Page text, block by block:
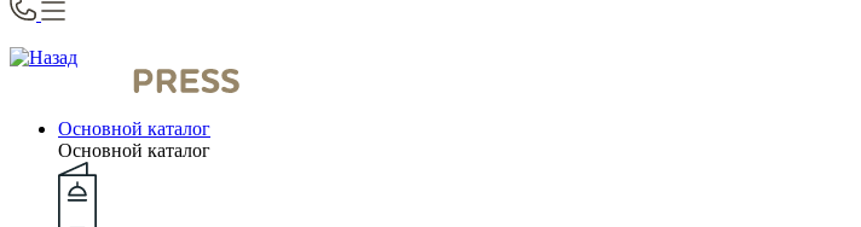
Основной каталог
Основной каталог